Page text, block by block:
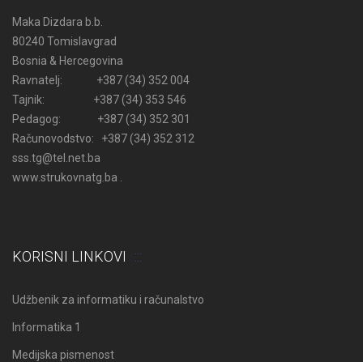
Maka Dizdara b.b.
80240 Tomislavgrad
Bosnia & Hercegovina
Ravnatelj: +387 (34) 352 004
Tajnik: +387 (34) 353 546
Pedagog: +387 (34) 352 301
Računovodstvo: +387 (34) 352 312
sss.tg@tel.net.ba
www.strukovnatg.ba .
KORISNI LINKOVI
Udžbenik za informatiku i računalstvo
Informatika 1
Medijska pismenost